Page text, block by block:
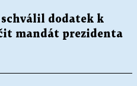
dodatek k
mandát prezidenta